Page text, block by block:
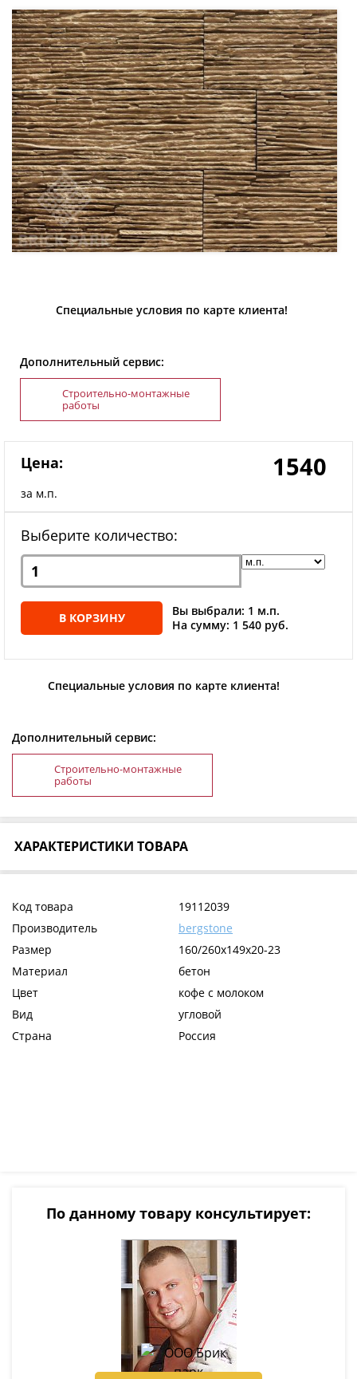
Специальные условия по карте клиента!
Дополнительный сервис:
Строительно-монтажные
работы
Цена:
за м.п.
1540
Выберите количество:
В КОРЗИНУ
Вы выбрали: 1 м.п.
На сумму: 1 540 руб.
Специальные условия по карте клиента!
Дополнительный сервис:
Строительно-монтажные
работы
ХАРАКТЕРИСТИКИ ТОВАРА
Код товара
19112039
Производитель
bergstone
Размер
160/260х149х20-23
Материал
бетон
Цвет
кофе с молоком
Вид
угловой
Страна
Россия
По данному товару консультирует: